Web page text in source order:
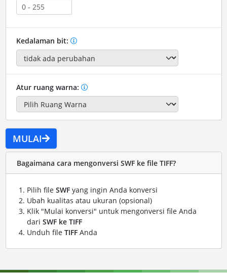
Kedalaman bit:
Atur ruang warna:
MULAI
Bagaimana cara mengonversi SWF ke file TIFF?
Pilih file SWFyang ingin Anda konversi
Ubah kualitas atau ukuran (opsional)
Klik "Mulai konversi" untuk mengonversi file Anda
dari SWF ke TIFF
Unduh file TIFFAnda